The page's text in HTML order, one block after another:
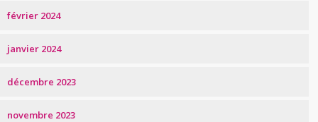
février 2024
janvier 2024
décembre 2023
novembre 2023